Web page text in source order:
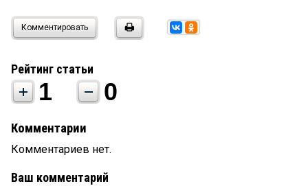
Комментировать
Рейтинг статьи
1 0
Комментарии
Комментариев нет.
Ваш комментарий